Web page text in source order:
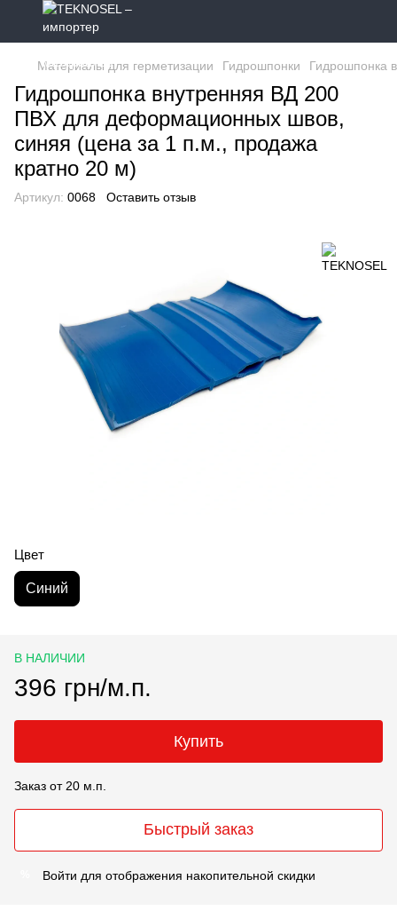
Материалы для герметизации Гидрошпонки Гидрошпонка
Гидрошпонка внутренняя ВД 200
ПВХ для деформационных швов,
синяя (цена за 1 п.м., продажа
кратно 20 м)
Артикул: 0068 Оставить отзыв
Цвет
Синий
В НАЛИЧИИ
396 грн/м.п.
Купить
Заказ от 20 м.п.
Быстрый заказ
Войти для отображения накопительной скидки